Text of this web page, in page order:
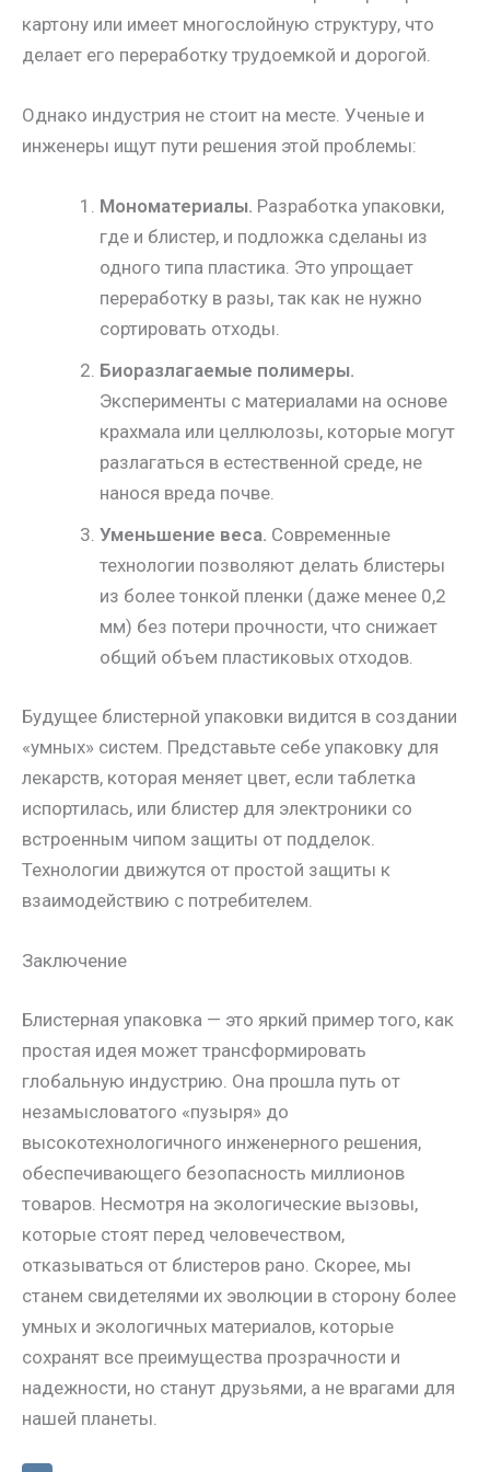
картону или имеет многослойную структуру, что
делает его переработку трудоемкой и дорогой.
Однако индустрия не стоит на месте. Ученые и
инженеры ищут пути решения этой проблемы:
Мономатериалы. Разработка упаковки,
где и блистер, и подложка сделаны из
одного типа пластика. Это упрощает
переработку в разы, так как не нужно
сортировать отходы.
Биоразлагаемые полимеры.
Эксперименты с материалами на основе
крахмала или целлюлозы, которые могут
разлагаться в естественной среде, не
нанося вреда почве.
Уменьшение веса. Современные
технологии позволяют делать блистеры
из более тонкой пленки (даже менее 0,2
мм) без потери прочности, что снижает
общий объем пластиковых отходов.
Будущее блистерной упаковки видится в создании
«умных» систем. Представьте себе упаковку для
лекарств, которая меняет цвет, если таблетка
испортилась, или блистер для электроники со
встроенным чипом защиты от подделок.
Технологии движутся от простой защиты к
взаимодействию с потребителем.
Заключение
Блистерная упаковка — это яркий пример того, как
простая идея может трансформировать
глобальную индустрию. Она прошла путь от
незамысловатого «пузыря» до
высокотехнологичного инженерного решения,
обеспечивающего безопасность миллионов
товаров. Несмотря на экологические вызовы,
которые стоят перед человечеством,
отказываться от блистеров рано. Скорее, мы
станем свидетелями их эволюции в сторону более
умных и экологичных материалов, которые
сохранят все преимущества прозрачности и
надежности, но станут друзьями, а не врагами для
нашей планеты.